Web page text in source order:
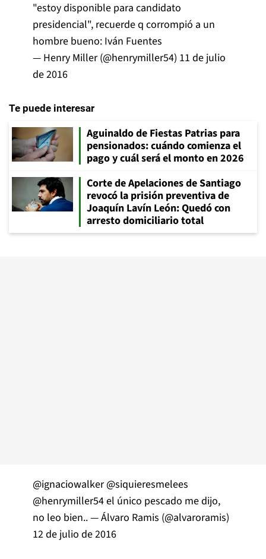
"estoy disponible para candidato
presidencial", recuerde q corrompió a un
hombre bueno: Iván Fuentes
— Henry Miller (@henrymiller54) 11 de julio
de 2016
Te puede interesar
Aguinaldo de Fiestas Patrias para
pensionados: cuándo comienza el
pago y cuál será el monto en 2026
Corte de Apelaciones de Santiago
revocó la prisión preventiva de
Joaquín Lavín León: Quedó con
arresto domiciliario total
@ignaciowalker @siquieresmelees
@henrymiller54el único pescado me dijo,
no leo bien.. — Álvaro Ramis (@alvaroramis)
12 de julio de 2016